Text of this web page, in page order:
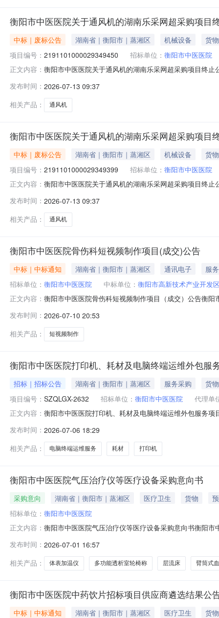
衡阳市中医医院关于通风机的湖南乐采网超采购项目
中标｜废标公告 湖南省｜衡阳市｜蒸湘区 机械设备
货物
项目编号： 2191101000029349450 招标单位： 衡阳市中医医院
正文内容： 衡阳市中医医院关于通风机的湖南乐采网超采购项目终
八、其他事项：https://hunan.zcygov.cn
发布时间： 2026-07-13 09:37
相关产品：
通风机
衡阳市中医医院关于通风机的湖南乐采网超采购项目
中标｜废标公告 湖南省｜衡阳市｜蒸湘区 机械设备
货物
项目编号： 2191101000029349399 招标单位： 衡阳市中医医院
正文内容： 衡阳市中医医院关于通风机的湖南乐采网超采购项目终
八、其他事项：https://hunan.zcygov.cn
发布时间： 2026-07-13 09:37
相关产品：
通风机
衡阳市中医医院骨伤科短视频制作项目(成交)公告
中标｜中标通知 湖南省｜衡阳市｜蒸湘区 通讯电子
服务
招标单位： 衡阳市中医医院 中标单位： 衡阳市高新技术产业开发
正文内容： 衡阳市中医医院骨伤科短视频制作项目（成交）公告衡
方式：（）公告邀请（）供应商库抽取（√）采购人、专
传媒有限公司42000元第三名长沙
发布时间： 2026-07-10 20:53
相关产品：
短视频制作
衡阳市中医医院打印机、耗材及电脑终端运维外包服
招标｜招标公告 湖南省｜衡阳市｜蒸湘区 服务采购
货物
项目编号： SZQLGX-2632 招标单位： 衡阳市中医医院
代理单
正文内容： 衡阳市中医医院打印机、耗材及电脑终端运维外包服务
采购项目基本概况1、项目名称：衡阳市中医医院打印机
性磋商5、采购预算：270
发布时间： 2026-07-06 18:29
相关产品：
电脑终端运维服务 耗材 打印机
衡阳市中医医院气压治疗仪等医疗设备采购意向书
采购意向 湖南省｜衡阳市｜蒸湘区 医疗卫生 货物
招标单位： 衡阳市中医医院
正文内容： 衡阳市中医医院气压治疗仪等医疗设备采购意向书衡阳
压计30.150.457多功能透析室轮椅称10.20.28输血输液
发布时间： 2026-07-01 16:57
相关产品：
体表加温仪 多功能透析室轮椅称 层流床 臂筒式
衡阳市中医医院中药饮片招标项目供应商遴选结果公
中标｜中标通知 湖南省｜衡阳市｜蒸湘区 医疗卫生
货物